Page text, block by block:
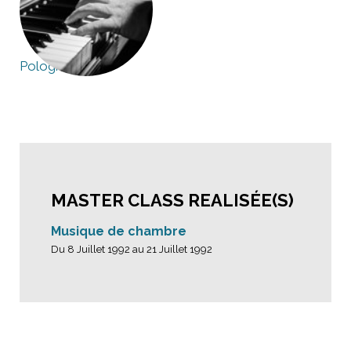
Pologne
MASTER CLASS REALISÉE(S)
Musique de chambre
Du 8 Juillet 1992 au 21 Juillet 1992